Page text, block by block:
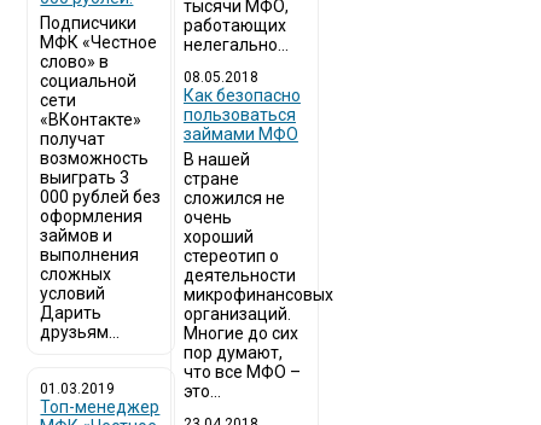
Подписчики
МФК «Честное
слово» в
социальной
сети
«ВКонтакте»
получат
возможность
выиграть 3
000 рублей без
оформления
займов и
выполнения
сложных
условий
Дарить
друзьям...
01.03.2019
Топ-менеджер
тысячи МФО,
работающих
нелегально...
08.05.2018
Как безопасно
пользоваться
займами МФО
В нашей
стране
сложился не
очень
хороший
стереотип о
деятельности
микрофинансовых
организаций.
Многие до сих
пор думают,
что все МФО –
это...